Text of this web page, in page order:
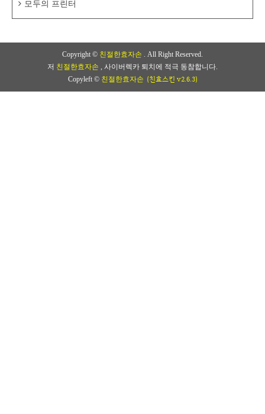
모두의 프린터
Copyright © 친절한효자손 . All Right Reserved.
저 친절한효자손 , 사이버렉카 퇴치에 적극 동참합니다.
Copyleft © 친절한효자손 (친효스킨 v2.6.3)